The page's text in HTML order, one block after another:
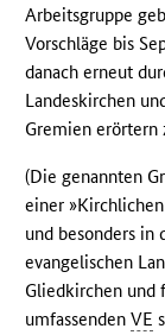
Arbeitsgruppe
Vorschläge bis
danach erneut
Landeskirchen
Gremien erörtern
(Die genannten
einer
und besonders in
evangelischen
Gliedkirchen und
umfassendenVE